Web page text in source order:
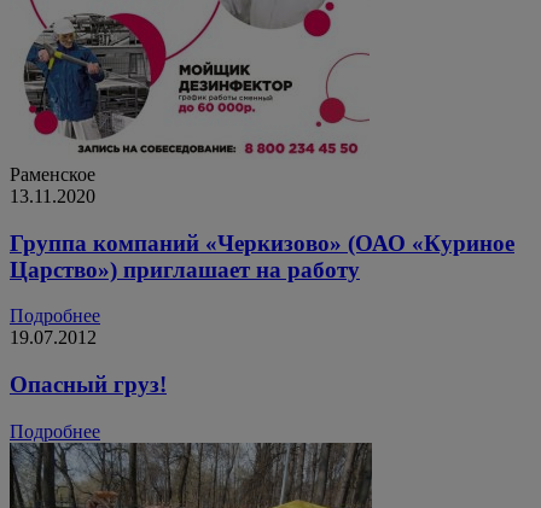
Раменское
13.11.2020
Группа компаний «Черкизово» (ОАО «Куриное
Царство») приглашает на работу
Подробнее
19.07.2012
Опасный груз!
Подробнее